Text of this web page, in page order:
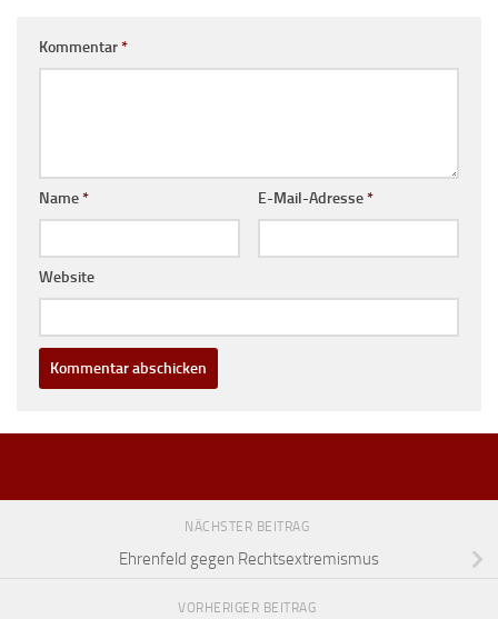
Kommentar*
Name* E-Mail-Adresse*
Website
NÄCHSTER BEITRAG
Ehrenfeld gegen Rechtsextremismus
VORHERIGER BEITRAG